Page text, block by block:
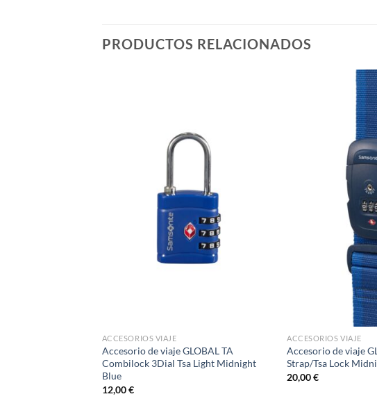
PRODUCTOS RELACIONADOS
ACCESORIOS VIAJE
Accesorio de viaje GLOBAL TA
Combilock 3Dial Tsa Light Midnight
Blue
12,00€
ACCESORIOS VIAJE
Accesorio de viaje
Strap/Tsa Lock
20,00€